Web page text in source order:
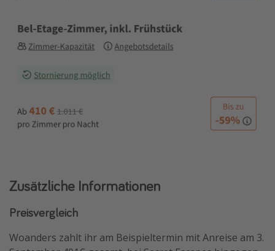
Zusätzliche Informationen
Preisvergleich
Woanders zahlt ihr am Beispieltermin mit Anreise am 3.